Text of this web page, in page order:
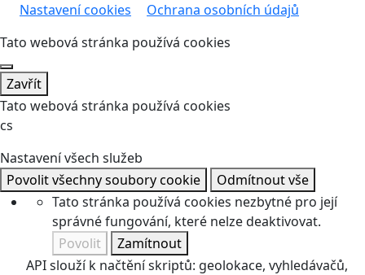
Nastavení cookies
Ochrana osobních údajů
Tato webová stránka používá cookies
Zavřít
Tato webová stránka používá cookies
cs
Nastavení všech služeb
Povolit všechny soubory cookie
Odmítnout vše
Tato stránka používá cookies nezbytné pro její
správné fungování, které nelze deaktivovat.
Povolit
Zamítnout
API slouží k načtění skriptů: geolokace, vyhledávačů,